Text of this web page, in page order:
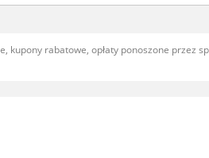
rabatowe, opłaty ponoszone przez